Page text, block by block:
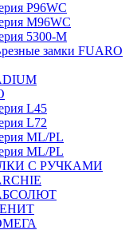
P96WC
M96WC
5300-M
замки FUARO
L45
L72
ML/PL
ML/PL
С РУЧКАМИ